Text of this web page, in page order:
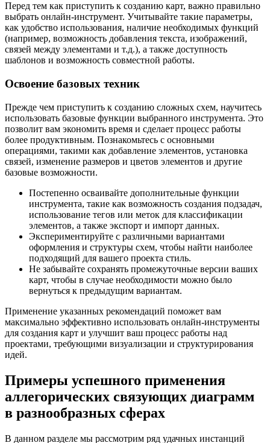
Перед тем как приступить к созданию карт, важно правильно
выбрать онлайн-инструмент. Учитывайте такие параметры,
как удобство использования, наличие необходимых функций
(например, возможность добавления текста, изображений,
связей между элементами и т.д.), а также доступность
шаблонов и возможность совместной работы.
Освоение базовых техник
Прежде чем приступить к созданию сложных схем, научитесь
использовать базовые функции выбранного инструмента. Это
позволит вам экономить время и сделает процесс работы
более продуктивным. Познакомьтесь с основными
операциями, такими как добавление элементов, установка
связей, изменение размеров и цветов элементов и другие
базовые возможности.
Постепенно осваивайте дополнительные функции
инструмента, такие как возможность создания подзадач,
использование тегов или меток для классификации
элементов, а также экспорт и импорт данных.
Экспериментируйте с различными вариантами
оформления и структуры схем, чтобы найти наиболее
подходящий для вашего проекта стиль.
Не забывайте сохранять промежуточные версии ваших
карт, чтобы в случае необходимости можно было
вернуться к предыдущим вариантам.
Применение указанных рекомендаций поможет вам
максимально эффективно использовать онлайн-инструменты
для создания карт и улучшит ваш процесс работы над
проектами, требующими визуализации и структурирования
идей.
Примеры успешного применения
аллегорических связующих диаграмм
в разнообразных сферах
В данном разделе мы рассмотрим ряд удачных инстанций